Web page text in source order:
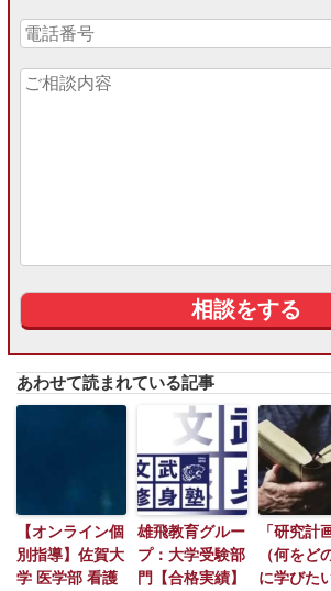
あわせて読まれている記事
【オンライン個
別指導】佐賀大
学 医学部 看護
雄飛教育グルー
プ：大学受験部
門【合格実績】
「研究計
（何をど
に学びた